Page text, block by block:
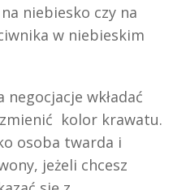
niebiesko czy na
w niebieskim
negocjacje wkładać
kolor krawatu.
osoba twarda i
jeżeli chcesz